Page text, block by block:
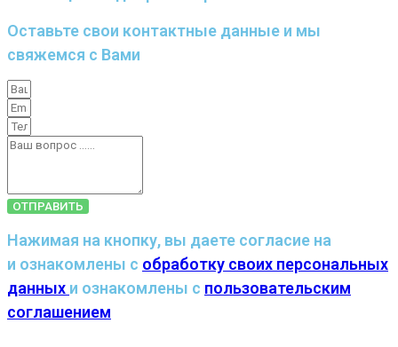
Оставьте свои контактные данные и мы
свяжемся с Вами
ОТПРАВИТЬ
Нажимая на кнопку, вы даете согласие на
и ознакомлены с обработку своих персональных
данных и ознакомлены с пользовательским
соглашением